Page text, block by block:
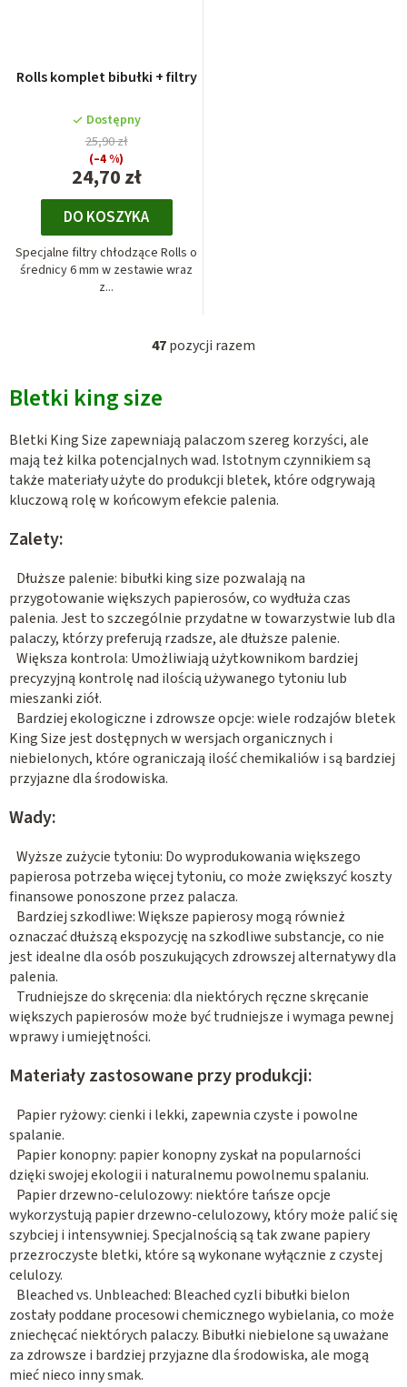
Rolls komplet bibułki + filtry
Dostępny
24,70 zł
25,90 zł
(–4 %)
DO KOSZYKA
Specjalne filtry chłodzące Rolls o
średnicy 6 mm w zestawie wraz
z...
K
r
o
l
k
i
s
t
y
47pozycji razem
Bletki king size
Bletki King Size zapewniają palaczom szereg korzyści, ale
mają też kilka potencjalnych wad. Istotnym czynnikiem są
także materiały użyte do produkcji bletek, które odgrywają
kluczową rolę w końcowym efekcie palenia.
Zalety:
Dłuższe palenie: bibułki king size pozwalają na
przygotowanie większych papierosów, co wydłuża czas
palenia. Jest to szczególnie przydatne w towarzystwie lub dla
palaczy, którzy preferują rzadsze, ale dłuższe palenie.
Większa kontrola: Umożliwiają użytkownikom bardziej
precyzyjną kontrolę nad ilością używanego tytoniu lub
mieszanki ziół.
Bardziej ekologiczne i zdrowsze opcje: wiele rodzajów bletek
King Size jest dostępnych w wersjach organicznych i
niebielonych, które ograniczają ilość chemikaliów i są bardziej
przyjazne dla środowiska.
Wady:
Wyższe zużycie tytoniu: Do wyprodukowania większego
papierosa potrzeba więcej tytoniu, co może zwiększyć koszty
finansowe ponoszone przez palacza.
Bardziej szkodliwe: Większe papierosy mogą również
oznaczać dłuższą ekspozycję na szkodliwe substancje, co nie
jest idealne dla osób poszukujących zdrowszej alternatywy dla
palenia.
Trudniejsze do skręcenia: dla niektórych ręczne skręcanie
większych papierosów może być trudniejsze i wymaga pewnej
wprawy i umiejętności.
Materiały zastosowane przy produkcji:
Papier ryżowy: cienki i lekki, zapewnia czyste i powolne
spalanie.
Papier konopny: papier konopny zyskał na popularności
dzięki swojej ekologii i naturalnemu powolnemu spalaniu.
Papier drzewno-celulozowy: niektóre tańsze opcje
wykorzystują papier drzewno-celulozowy, który może palić się
szybciej i intensywniej. Specjalnością są tak zwane papiery
przezroczyste bletki, które są wykonane wyłącznie z czystej
celulozy.
Bleached vs. Unbleached: Bleached cyzli bibułki bielon
zostały poddane procesowi chemicznego wybielania, co może
zniechęcać niektórych palaczy. Bibułki niebielone są uważane
za zdrowsze i bardziej przyjazne dla środowiska, ale mogą
mieć nieco inny smak.